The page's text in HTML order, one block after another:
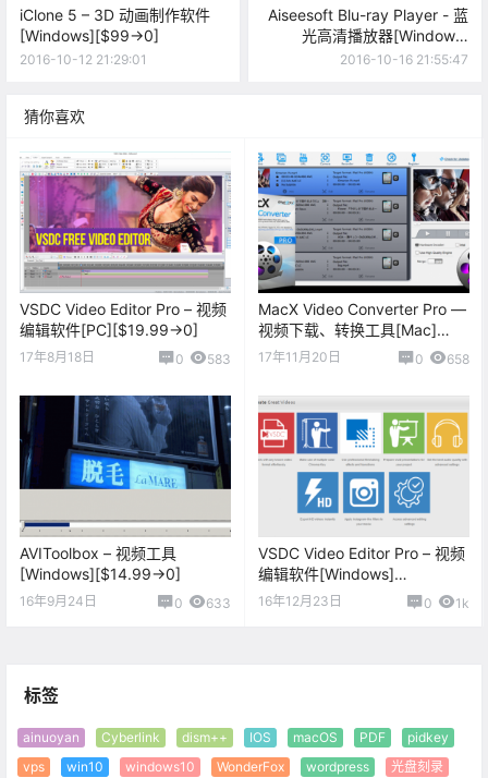
iClone 5 – 3D 动画制作软件
[Windows][$99→0]
2016-10-12 21:29:01
Aiseesoft Blu-ray Player - 蓝
光高清播放器[Windows]
[$22.40→0]
2016-10-16 21:55:47
猜你喜欢
VSDC Video Editor Pro – 视频
编辑软件[PC][$19.99→0]
17年8月18日 0 583
MacX Video Converter Pro —
视频下载、转换工具[Mac]
[$59.95→0]
17年11月20日 0 658
AVIToolbox – 视频工具
[Windows][$14.99→0]
16年9月24日 0 633
VSDC Video Editor Pro – 视频
编辑软件[Windows]
[$19.99→0]
16年12月23日 0 1k
标签
ainuoyan Cyberlink dism++ IOS macOS PDF
pidkey
vps
win10 windows10 WonderFox wordpress
光盘刻录